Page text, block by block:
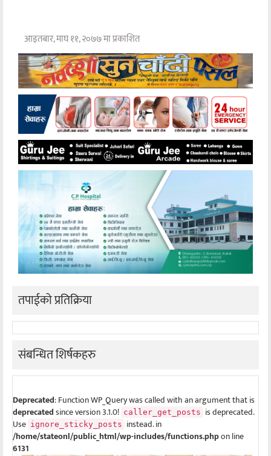
आइतबार, माघ ११, २०७७ मा प्रकाशित
तपाईको प्रतिक्रिया
संबन्धित शिर्षकहरु
Deprecated: Function WP_Query was called with an argument that is
deprecatedsince version 3.1.0! caller_get_posts is deprecated.
Use ignore_sticky_posts instead. in
/home/stateonl/public_html/wp-includes/functions.phpon line
6131